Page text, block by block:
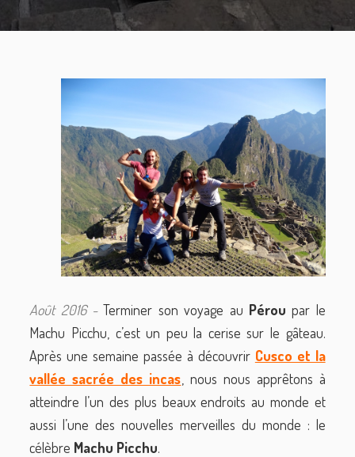
Août 2016 - Terminer son voyage au Pérou par le
Machu Picchu, c’est un peu la cerise sur le gâteau.
Après une semaine passée à découvrir Cusco et la
vallée sacrée des incas , nous nous apprêtons à
atteindre l’un des plus beaux endroits au monde et
aussi l’une des nouvelles merveilles du monde : le
célèbre Machu Picchu.